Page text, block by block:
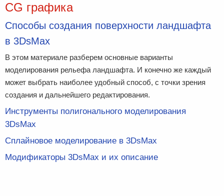
CG графика
Способы создания поверхности ландшафта
в 3DsMax
В этом материале разберем основные варианты
моделирования рельефа ландшафта. И конечно же каждый
может выбрать наиболее удобный способ, с точки зрения
создания и дальнейшего редактирования.
Инструменты полигонального моделирования
3DsMax
Сплайновое моделирование в 3DsMax
Модификаторы 3DsMax и их описание